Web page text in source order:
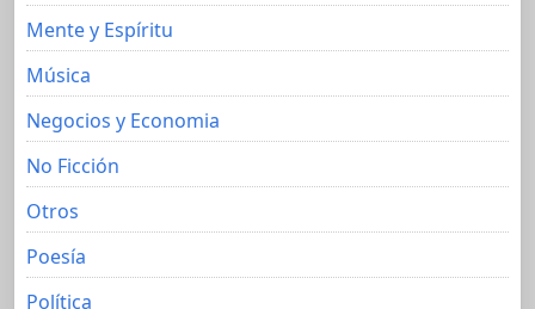
Mente y Espíritu
Música
Negocios y Economia
No Ficción
Otros
Poesía
Política